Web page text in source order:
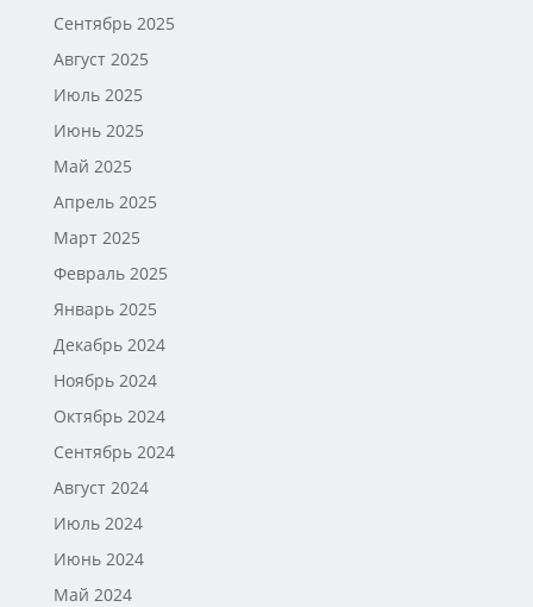
Сентябрь 2025
Август 2025
Июль 2025
Июнь 2025
Май 2025
Апрель 2025
Март 2025
Февраль 2025
Январь 2025
Декабрь 2024
Ноябрь 2024
Октябрь 2024
Сентябрь 2024
Август 2024
Июль 2024
Июнь 2024
Май 2024